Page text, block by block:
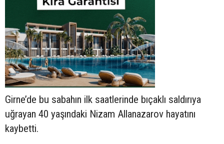
Girne’de bu sabahın ilk saatlerinde bıçaklı saldırıya
uğrayan 40 yaşındaki Nizam Allanazarov hayatını
kaybetti.